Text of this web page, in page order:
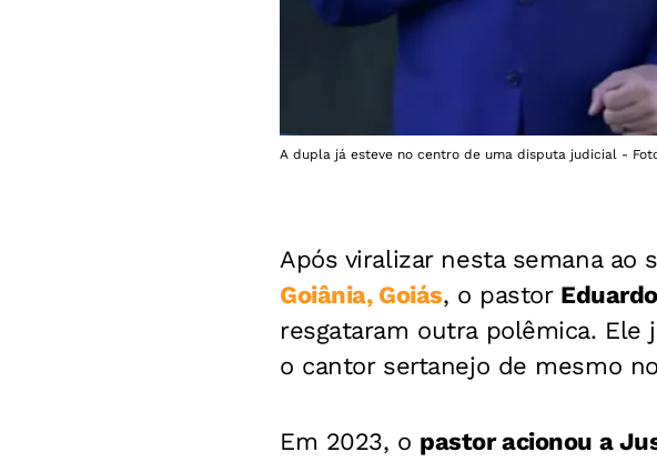
A dupla já esteve no centro de uma disputa judicial -
Após viralizar nesta semana ao
Goiânia, Goiás, o pastor
resgataram outra polêmica.
o cantor sertanejo de mesmo
Em 2023, o pastor acionou a